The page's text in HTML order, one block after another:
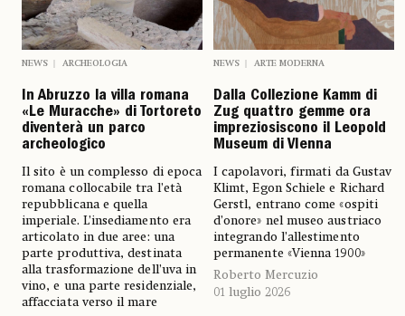
NEWS ARCHEOLOGIA
In Abruzzo la villa romana
«Le Muracche» di Tortoreto
diventerà un parco
archeologico
Il sito è un complesso di epoca
romana collocabile tra l’età
repubblicana e quella
imperiale. L’insediamento era
articolato in due aree: una
parte produttiva, destinata
alla trasformazione dell’uva in
vino, e una parte residenziale,
affacciata verso il mare
NEWS ARTE MODERNA
Dalla Collezione Kamm di
Zug quattro gemme ora
impreziosiscono il Leopold
Museum di VIenna
I capolavori, firmati da Gustav
Klimt, Egon Schiele e Richard
Gerstl, entrano come «ospiti
d’onore» nel museo austriaco
integrando l’allestimento
permanente «Vienna 1900»
Roberto Mercuzio
01 luglio 2026